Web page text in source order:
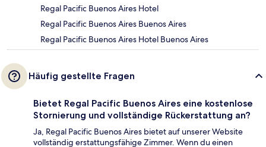
Regal Pacific Buenos Aires Hotel
Regal Pacific Buenos Aires Buenos Aires
Regal Pacific Buenos Aires Hotel Buenos Aires
Häufig gestellte Fragen
Bietet Regal Pacific Buenos Aires eine kostenlose
Stornierung und vollständige Rückerstattung an?
Ja, Regal Pacific Buenos Aires bietet auf unserer Website
vollständig erstattungsfähige Zimmer. Wenn du einen